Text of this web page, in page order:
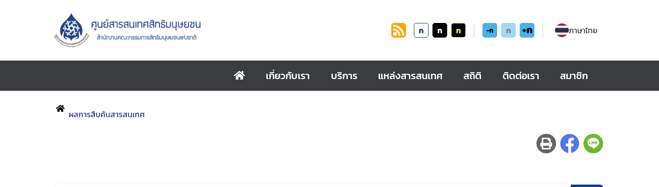
ก ก ก -ก ก +ก ภาษาไทย
เกี่ยวกับเรา บริการ แหล่งสารสนเทศ สถิติ ติดต่อเรา สมาชิก
ผลการสืบค้นสารสนเทศ